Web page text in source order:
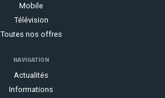
Mobile
Télévision
Toutes nos offres
NAVIGATION
Actualités
Informations